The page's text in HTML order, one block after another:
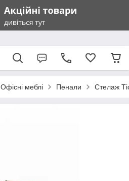
Офісні меблі Пенали Стелаж